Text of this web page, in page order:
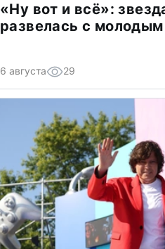
«Ну вот и всё»:
развелась с
6 августа 29